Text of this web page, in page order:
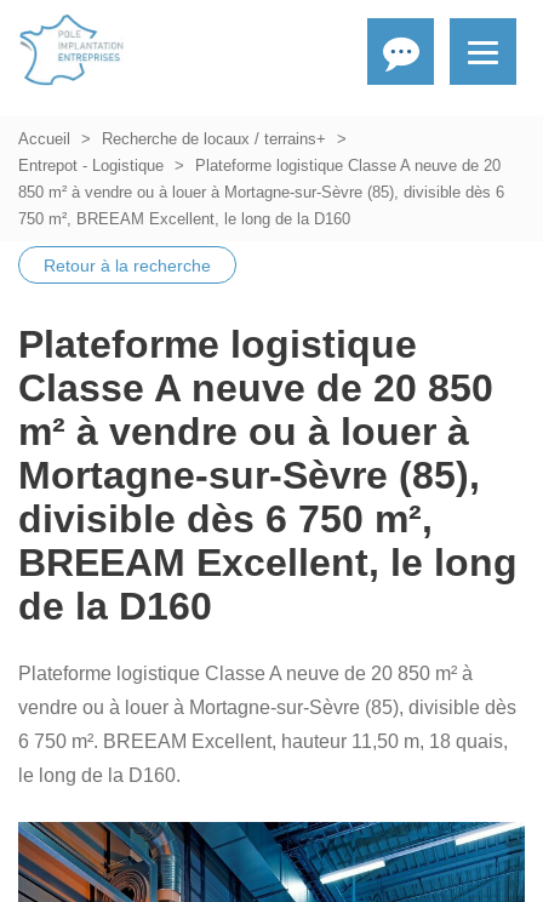
Accueil
Recherche de locaux / terrains+
Entrepot - Logistique
Plateforme logistique Classe A neuve de 20
850 m² à vendre ou à louer à Mortagne-sur-Sèvre (85), divisible dès 6
750 m², BREEAM Excellent, le long de la D160
Retour à la recherche
Plateforme logistique
Classe A neuve de 20 850
m² à vendre ou à louer à
Mortagne-sur-Sèvre (85),
divisible dès 6 750 m²,
BREEAM Excellent, le long
de la D160
Plateforme logistique Classe A neuve de 20 850 m² à
vendre ou à louer à Mortagne-sur-Sèvre (85), divisible dès
6 750 m². BREEAM Excellent, hauteur 11,50 m, 18 quais,
le long de la D160.